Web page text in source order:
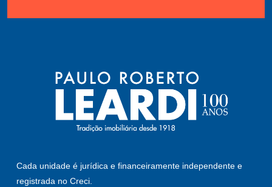
Cada unidade é jurídica e financeiramente independente e
registrada no Creci.